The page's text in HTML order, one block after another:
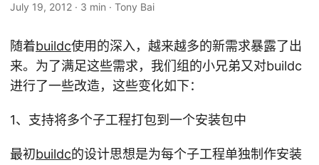
July 19, 2012 · 3 min · Tony Bai
随着buildc使用的深入，越来越多的新需求暴露了出
来。为了满足这些需求，我们组的小兄弟又对buildc
进行了一些改造，这些变化如下：
1、支持将多个子工程打包到一个安装包中
最初buildc的设计思想是为每个子工程单独制作安装